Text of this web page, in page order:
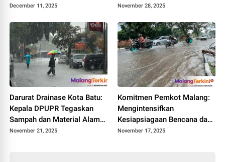
Hadapi Ancaman Banjir dan
December 11, 2025
Pentingnya Infrastruktur
November 28, 2025
Darurat Drainase Kota Batu:
Kepala DPUPR Tegaskan
Sampah dan Material Alam
Jadi Biang Keladi Banjir
November 21, 2025
Komitmen Pemkot Malang:
Mengintensifkan
Kesiapsiagaan Bencana dan
Menuntaskan Masterplan
November 17, 2025